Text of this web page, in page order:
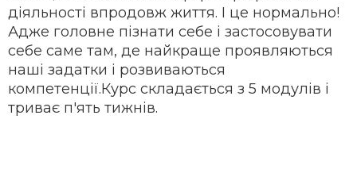
діяльності впродовж життя. І це нормально!
Адже головне пізнати себе і застосовувати
себе саме там, де найкраще проявляються
наші задатки і розвиваються
компетенції.Курс складається з 5 модулів і
триває п'ять тижнів.